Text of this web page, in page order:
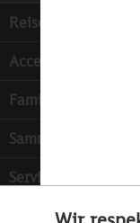
Reisen
Accessoires
Familie & Kinder
Sammeln
Services